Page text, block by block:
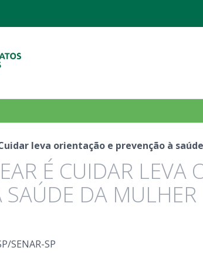
leva orientação e prevenção à
É CUIDAR LEVA
SAÚDE DA
SENAR-SP